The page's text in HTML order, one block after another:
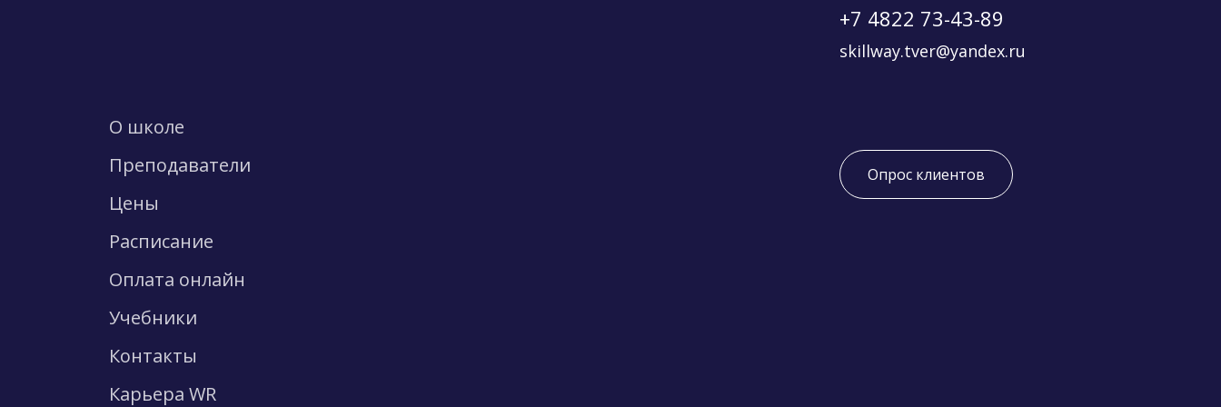
+7 4822 73-43-89
skillway.tver@yandex.ru
О школе
Преподаватели
Цены
Расписание
Оплата онлайн
Учебники
Контакты
Карьера WR
Опрос клиентов